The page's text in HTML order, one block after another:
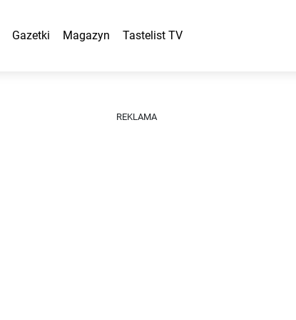
Gazetki Magazyn Tastelist TV
REKLAMA